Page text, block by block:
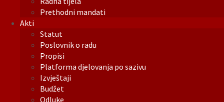
Prethodni mandati
Akti
Statut
Poslovnik o radu
Propisi
Platforma djelovanja po sazivu
Izvještaji
Budžet
Odluke